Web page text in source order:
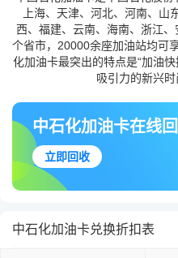
上海、天津、河北、河南、
西、福建、云南、海南、浙江
个省市，20000余座加油站均可
化加油卡最突出的特点是“加油
吸引力的新兴时
中石化加油卡在线
立即回收
中石化加油卡兑换折扣表